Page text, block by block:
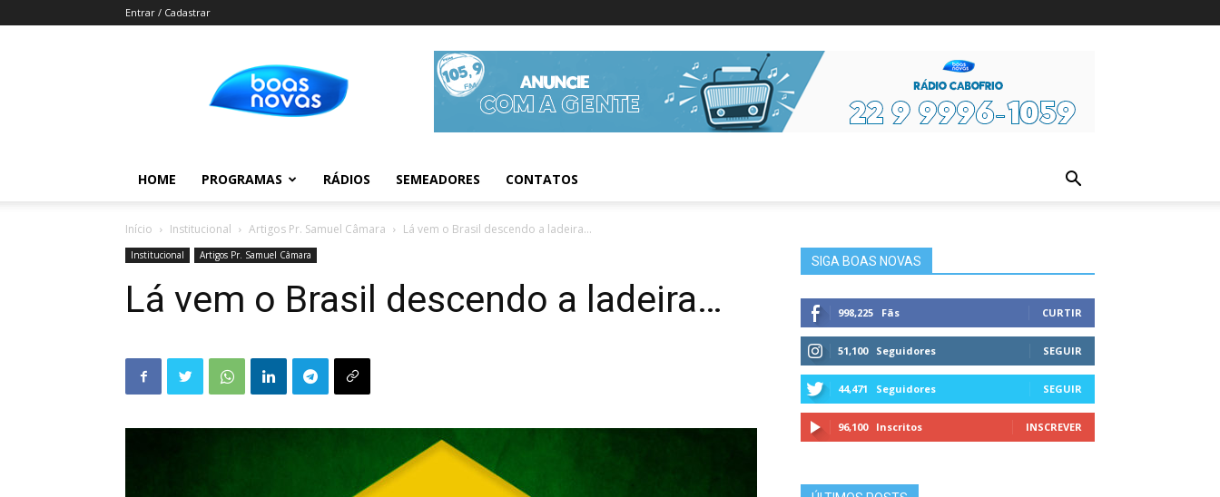
Entrar / Cadastrar
Novas
Informações da Figura
HOME PROGRAMAS RÁDIOS SEMEADORES CONTATOS
Início Institucional Artigos Pr. Samuel Câmara Lá vem o Brasil descendo a ladeira…
Institucional Artigos Pr. Samuel Câmara
Lá vem o Brasil descendo a ladeira…
SIGA BOAS NOVAS
998,225 Fãs CURTIR
51,100 Seguidores SEGUIR
44,471 Seguidores SEGUIR
96,100 Inscritos INSCREVER